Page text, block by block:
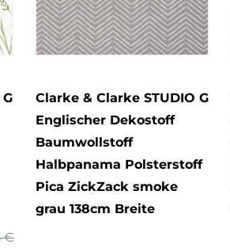
€
Clarke & Clarke STUDIO G
Englischer Dekostoff
Baumwollstoff
Halbpanama Polsterstoff
Pica ZickZack smoke
grau 138cm Breite